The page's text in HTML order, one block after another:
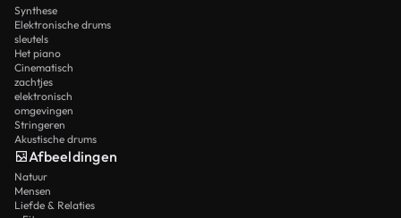
Synthese
Elektronische drums
sleutels
Het piano
Cinematisch
zachtjes
elektronisch
omgevingen
Stringeren
Akustische drums
Afbeeldingen
Natuur
Mensen
Liefde & Relaties